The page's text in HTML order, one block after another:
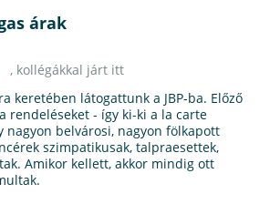
árak
, kollégákkal járt itt
keretében látogattunk a JBP-ba. Előző
rendeléseket - így ki-ki a la carte
nagyon belvárosi, nagyon fölkapott
szimpatikusak, talpraesettek,
Amikor kellett, akkor mindig ott